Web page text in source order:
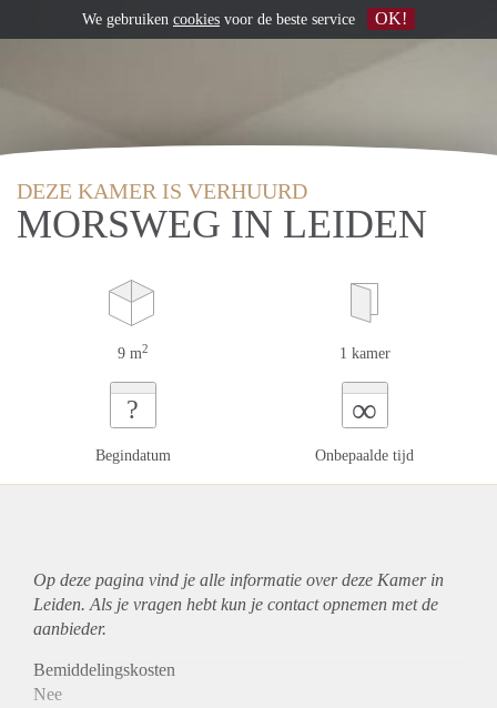
DEZE KAMER IS VERHUURD
MORSWEG IN LEIDEN
9 m2 1 kamer
?
Begindatum
∞
Onbepaalde tijd
Op deze pagina vind je alle informatie over deze Kamer in
Leiden. Als je vragen hebt kun je contact opnemen met de
aanbieder.
Bemiddelingskosten
Nee
We gebruiken cookies voor de beste service OK!